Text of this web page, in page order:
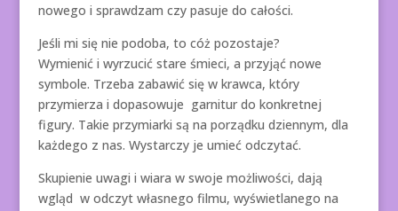
nowego i sprawdzam czy pasuje do całości.
Jeśli mi się nie podoba, to cóż pozostaje?
Wymienić i wyrzucić stare śmieci, a przyjąć nowe
symbole. Trzeba zabawić się w krawca, który
przymierza i dopasowuje garnitur do konkretnej
figury. Takie przymiarki są na porządku dziennym, dla
każdego z nas. Wystarczy je umieć odczytać.
Skupienie uwagi i wiara w swoje możliwości, dają
wgląd w odczyt własnego filmu, wyświetlanego na